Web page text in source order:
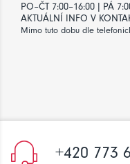
PO–ČT 7:00–16:00 | PÁ
AKTUÁLNÍ INFO V
Mimo tuto dobu dle
+420 773